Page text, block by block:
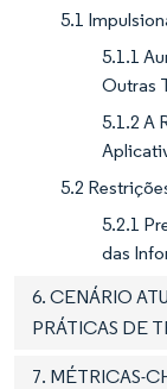
5.1
5.1.1
Outras
5.1.2 A
5.2
5.2.1
das
6. CENÁRIO
PRÁTICAS DE
7. MÉTRICAS-